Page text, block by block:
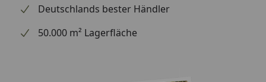
Deutschlands bester Händler
50.000 m² Lagerfläche